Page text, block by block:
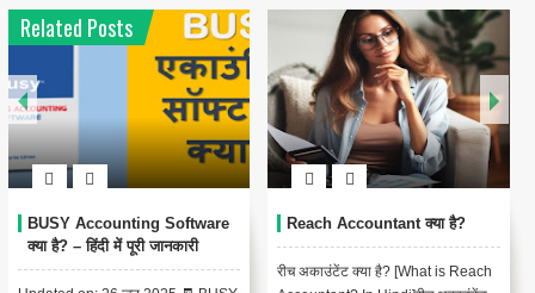
Related Posts
BUSY Accounting Software
क्या है? – हिंदी में पूरी जानकारी
Reach Accountant क्या है?
रीच अकाउंटेंट क्या है? [What is Reach